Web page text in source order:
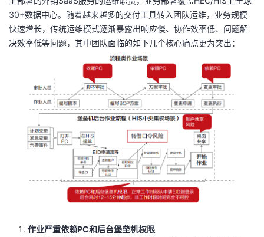
播
活
的
我
我
Programs
的
我
30+数据中心。随着越来越多的交付工具转入团队运维，业务规模
快速增长，传统运维模式逐渐暴露出响应慢、协作效率低、问题解
决效率低等问题，其中团队面临的如下几个核心痛点更为突出：
作业严重依赖PC和后台堡垒机权限